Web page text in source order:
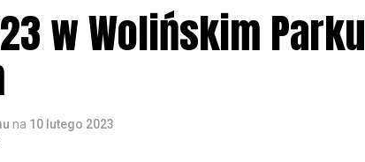
w Wolińskim Parku
na 10 lutego 2023